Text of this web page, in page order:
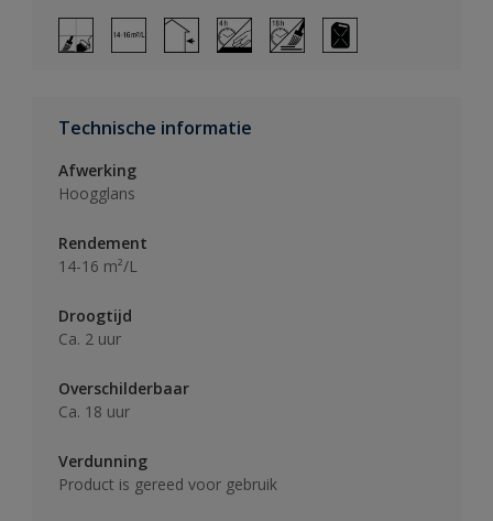
Technische informatie
Afwerking
Hoogglans
Rendement
14-16 m²/L
Droogtijd
Ca. 2 uur
Overschilderbaar
Ca. 18 uur
Verdunning
Product is gereed voor gebruik